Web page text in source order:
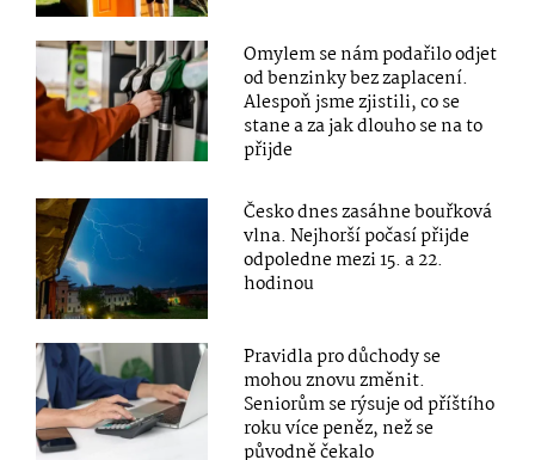
Omylem se nám podařilo odjet
od benzinky bez zaplacení.
Alespoň jsme zjistili, co se
stane a za jak dlouho se na to
přijde
Česko dnes zasáhne bouřková
vlna. Nejhorší počasí přijde
odpoledne mezi 15. a 22.
hodinou
Pravidla pro důchody se
mohou znovu změnit.
Seniorům se rýsuje od příštího
roku více peněz, než se
původně čekalo